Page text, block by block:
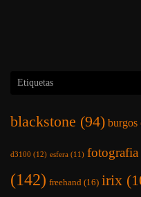
Etiquetas
blackstone (94) burgos
d3100 (12) esfera (11) fotografia
(142) freehand (16) irix